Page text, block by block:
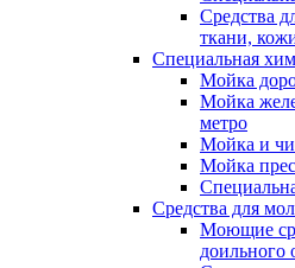
Средства
ткани,
Специальная
Мойка
Мойка
метро
Мойка и
Мойка
Средства для
Моющие
доильного